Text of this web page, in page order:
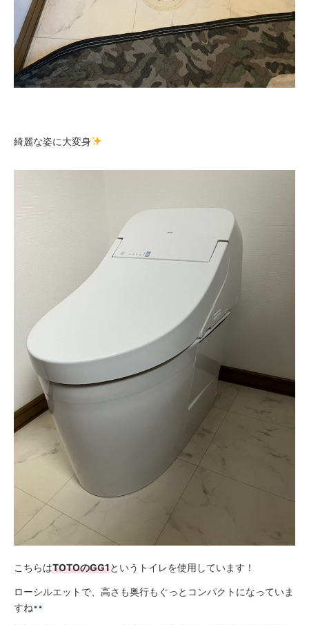
綺麗な姿に大変身
こちらはTOTOのGG1というトイレを使用しています！
ローシルエットで、高さも奥行もぐっとコンパクトになっていま
すね